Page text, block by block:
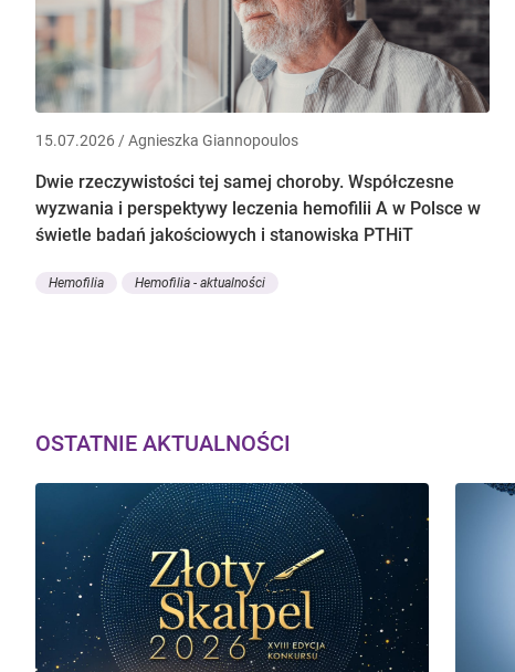
15.07.2026 / Agnieszka Giannopoulos
Dwie rzeczywistości tej samej choroby. Współczesne
wyzwania i perspektywy leczenia hemofilii A w Polsce w
świetle badań jakościowych i stanowiska PTHiT
Hemofilia Hemofilia - aktualności
OSTATNIE AKTUALNOŚCI